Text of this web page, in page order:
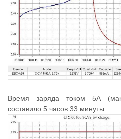
Время заряда током 5А
составило 5 часов 33 минуты.